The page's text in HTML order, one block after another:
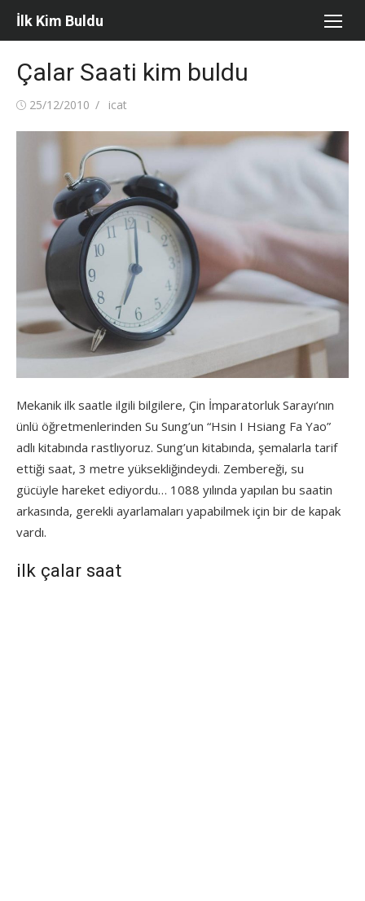
Skip
İlk Kim Buldu
Çalar Saati kim buldu
Posted
25/12/2010 Author
icat
Mekanik ilk saatle ilgili bilgilere, Çin İmparatorluk Sarayı’nın
ünlü öğretmenlerinden Su Sung’un “Hsin I Hsiang Fa Yao”
adlı kitabında rastlıyoruz. Sung’un kitabında, şemalarla tarif
ettiği saat, 3 metre yüksekliğindeydi. Zembereği, su
gücüyle hareket ediyordu… 1088 yılında yapılan bu saatin
arkasında, gerekli ayarlamaları yapabilmek için bir de kapak
vardı.
ilk çalar saat